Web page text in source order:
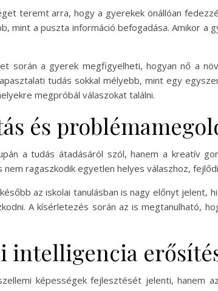
teremt arra, hogy a gyerekek önállóan
mint a puszta információ befogadása. Amikor
során a gyerek megfigyelheti, hogyan nő a
tudás sokkal mélyebb, mint egy
megpróbál válaszokat találni.
és
a tudás átadásáról szól, hanem a kreatív
ragaszkodik egyetlen helyes válaszhoz,
az iskolai tanulásban is nagy előnyt
A kísérletezés során az is megtanulható,
intelligencia
képességek fejlesztését jelenti, hanem